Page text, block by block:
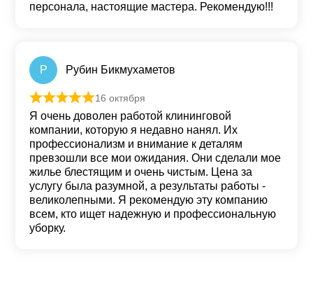
персонала, настоящие мастера. Рекомендую!!!
Р Рубин Бикмухаметов
Оценка
16 октября
Я очень доволен работой клининговой
компании, которую я недавно нанял. Их
профессионализм и внимание к деталям
превзошли все мои ожидания. Они сделали мое
жилье блестящим и очень чистым. Цена за
услугу была разумной, а результаты работы -
великолепными. Я рекомендую эту компанию
всем, кто ищет надежную и профессиональную
уборку.